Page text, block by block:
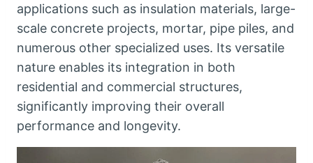
applications such as insulation materials, large-
scale concrete projects, mortar, pipe piles, and
numerous other specialized uses. Its versatile
nature enables its integration in both
residential and commercial structures,
significantly improving their overall
performance and longevity.